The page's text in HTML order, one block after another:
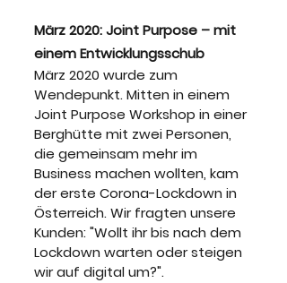
März 2020: Joint Purpose – mit
einem Entwicklungsschub
März 2020 wurde zum
Wendepunkt. Mitten in einem
Joint Purpose Workshop in einer
Berghütte mit zwei Personen,
die gemeinsam mehr im
Business machen wollten, kam
der erste Corona-Lockdown in
Österreich. Wir fragten unsere
Kunden: "Wollt ihr bis nach dem
Lockdown warten oder steigen
wir auf digital um?".